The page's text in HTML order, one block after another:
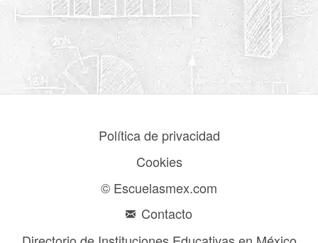
Política de privacidad
Cookies
© Escuelasmex.com
Contacto